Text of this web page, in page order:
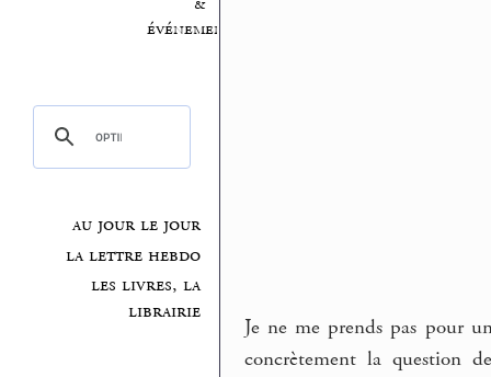
événements
au jour le jour
la lettre hebdo
les livres, la
librairie
Je ne me prends pas pour
concrètement la question